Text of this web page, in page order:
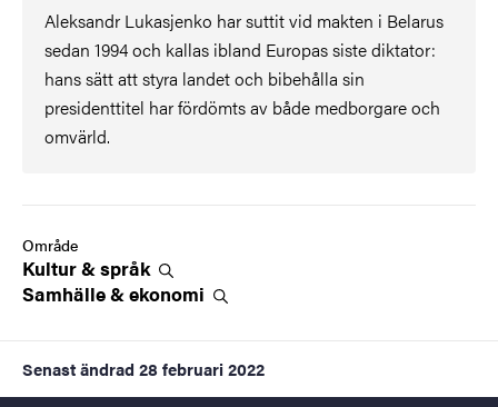
Aleksandr Lukasjenko har suttit vid makten i Belarus
sedan 1994 och kallas ibland Europas siste diktator:
hans sätt att styra landet och bibehålla sin
presidenttitel har fördömts av både medborgare och
omvärld.
Område
Kultur &språk
Samhälle &ekonomi
Senast ändrad 28 februari 2022